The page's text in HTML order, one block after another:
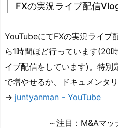
FXの実況ライブ配信
YouTubeにてFXの実況ライ
ら1時間ほど行っています(20
イブ配信をしています)。特別
で増やせるか、ドキュメンタ
→ juntyanman - YouTube
～注目：M&Aマッ